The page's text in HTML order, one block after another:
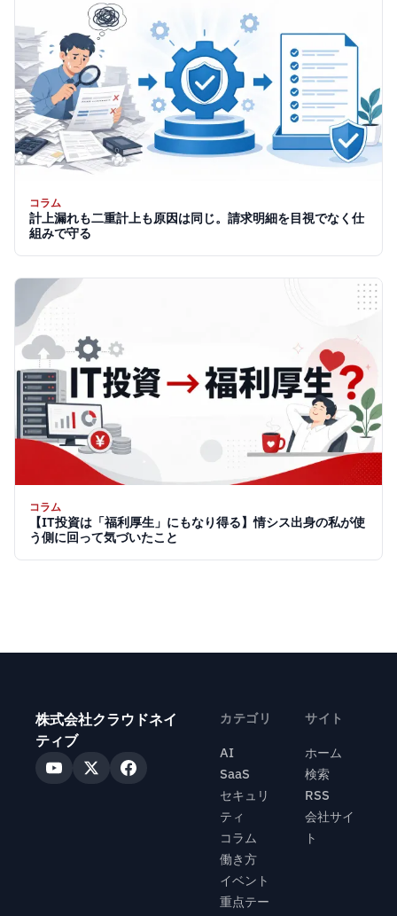
コラム
計上漏れも二重計上も原因は同じ。請求明細を目視でなく仕
組みで守る
コラム
【IT投資は「福利厚生」にもなり得る】情シス出身の私が使
う側に回って気づいたこと
株式会社クラウドネイ
ティブ
カテゴリ
AI
SaaS
セキュリ
ティ
コラム
働き方
イベント
重点テー
サイト
ホーム
検索
RSS
会社サイ
ト